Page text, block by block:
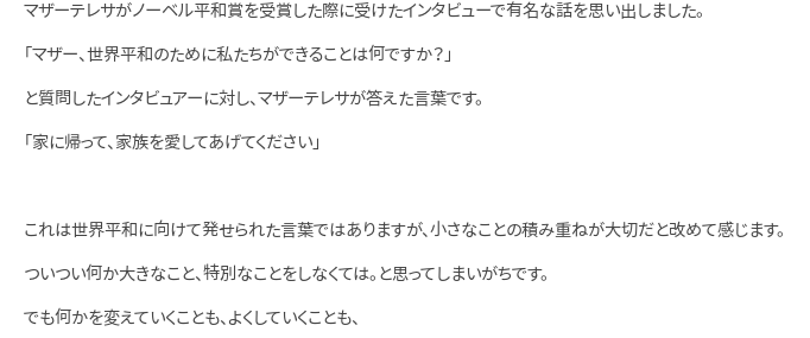
マザーテレサがノーベル平和賞を受賞した際に受けたインタビューで有名な話を思い出しました。
「マザー、世界平和のために私たちができることは何ですか？」
と質問したインタビュアーに対し、マザーテレサが答えた言葉です。
「家に帰って、家族を愛してあげてください」
これは世界平和に向けて発せられた言葉ではありますが、小さなことの積み重ねが大切だと改めて感じます。
ついつい何か大きなこと、特別なことをしなくては。と思ってしまいがちです。
でも何かを変えていくことも、よくしていくことも、